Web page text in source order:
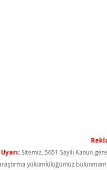
Sitemiz, 5651 Sayılı Kanun
yükümlülüğümüz